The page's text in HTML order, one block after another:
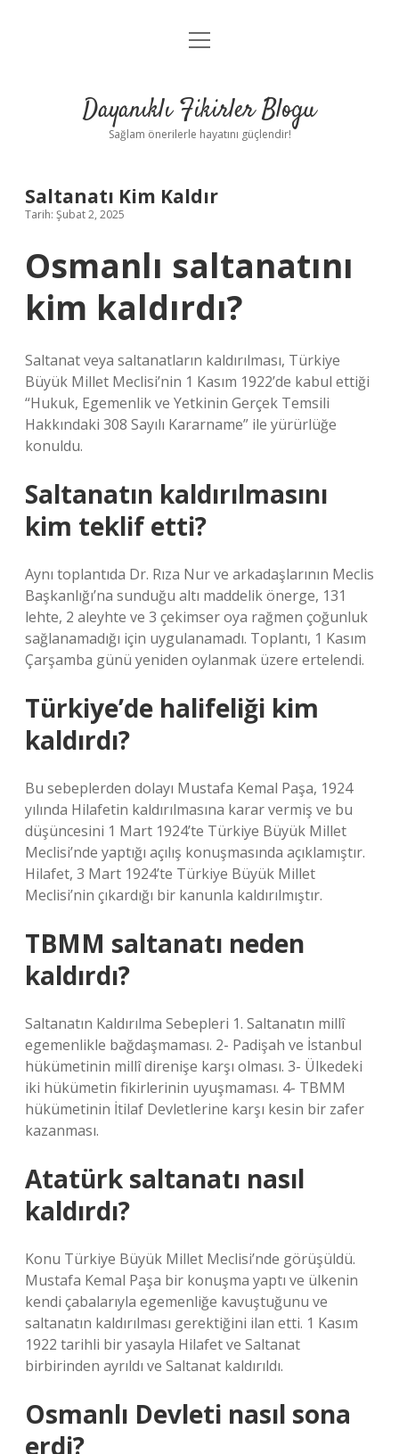
Anasayfa
Yasal Uyarı
menüyü
Dayanıklı Fikirler Blogu
Sağlam önerilerle hayatını güçlendir!
Saltanatı Kim Kaldır
Tarih: Şubat 2, 2025
Osmanlı saltanatını
kim kaldırdı?
Saltanat veya saltanatların kaldırılması, Türkiye
Büyük Millet Meclisi’nin 1 Kasım 1922’de kabul ettiği
“Hukuk, Egemenlik ve Yetkinin Gerçek Temsili
Hakkındaki 308 Sayılı Kararname” ile yürürlüğe
konuldu.
Saltanatın kaldırılmasını
kim teklif etti?
Aynı toplantıda Dr. Rıza Nur ve arkadaşlarının Meclis
Başkanlığı’na sunduğu altı maddelik önerge, 131
lehte, 2 aleyhte ve 3 çekimser oya rağmen çoğunluk
sağlanamadığı için uygulanamadı. Toplantı, 1 Kasım
Çarşamba günü yeniden oylanmak üzere ertelendi.
Türkiye’de halifeliği kim
kaldırdı?
Bu sebeplerden dolayı Mustafa Kemal Paşa, 1924
yılında Hilafetin kaldırılmasına karar vermiş ve bu
düşüncesini 1 Mart 1924’te Türkiye Büyük Millet
Meclisi’nde yaptığı açılış konuşmasında açıklamıştır.
Hilafet, 3 Mart 1924’te Türkiye Büyük Millet
Meclisi’nin çıkardığı bir kanunla kaldırılmıştır.
TBMM saltanatı neden
kaldırdı?
Saltanatın Kaldırılma Sebepleri 1. Saltanatın millî
egemenlikle bağdaşmaması. 2- Padişah ve İstanbul
hükümetinin millî direnişe karşı olması. 3- Ülkedeki
iki hükümetin fikirlerinin uyuşmaması. 4- TBMM
hükümetinin İtilaf Devletlerine karşı kesin bir zafer
kazanması.
Atatürk saltanatı nasıl
kaldırdı?
Konu Türkiye Büyük Millet Meclisi’nde görüşüldü.
Mustafa Kemal Paşa bir konuşma yaptı ve ülkenin
kendi çabalarıyla egemenliğe kavuştuğunu ve
saltanatın kaldırılması gerektiğini ilan etti. 1 Kasım
1922 tarihli bir yasayla Hilafet ve Saltanat
birbirinden ayrıldı ve Saltanat kaldırıldı.
Osmanlı Devleti nasıl sona
erdi?